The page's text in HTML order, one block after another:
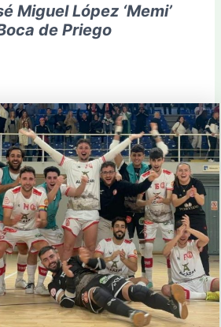
Miguel López ‘Memi’
de Priego